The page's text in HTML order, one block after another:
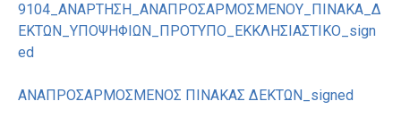
9104_ΑΝΑΡΤΗΣΗ_ΑΝΑΠΡΟΣΑΡΜΟΣΜΕΝΟΥ_ΠΙΝΑΚΑ_Δ
ΕΚΤΩΝ_ΥΠΟΨΗΦΙΩΝ_ΠΡΟΤΥΠΟ_ΕΚΚΛΗΣΙΑΣΤΙΚΟ_sign
ed
ΑΝΑΠΡΟΣΑΡΜΟΣΜΕΝΟΣ ΠΙΝΑΚΑΣ ΔΕΚΤΩΝ_signed